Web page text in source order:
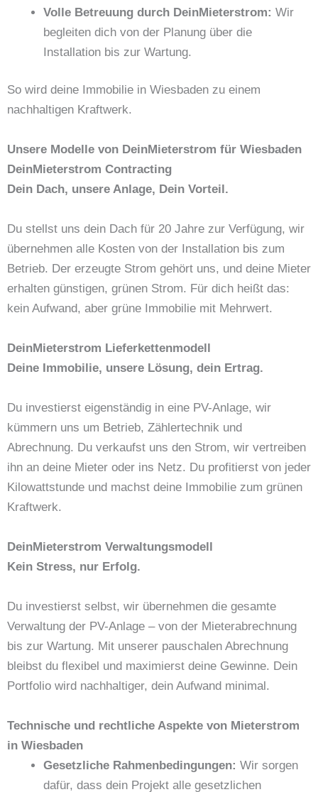
Volle Betreuung durch DeinMieterstrom: Wir
begleiten dich von der Planung über die
Installation bis zur Wartung.
So wird deine Immobilie in Wiesbaden zu einem
nachhaltigen Kraftwerk.
Unsere Modelle von DeinMieterstrom für Wiesbaden
DeinMieterstrom Contracting
Dein Dach, unsere Anlage, Dein Vorteil.
Du stellst uns dein Dach für 20 Jahre zur Verfügung, wir
übernehmen alle Kosten von der Installation bis zum
Betrieb. Der erzeugte Strom gehört uns, und deine Mieter
erhalten günstigen, grünen Strom. Für dich heißt das:
kein Aufwand, aber grüne Immobilie mit Mehrwert.
DeinMieterstrom Lieferkettenmodell
Deine Immobilie, unsere Lösung, dein Ertrag.
Du investierst eigenständig in eine PV-Anlage, wir
kümmern uns um Betrieb, Zählertechnik und
Abrechnung. Du verkaufst uns den Strom, wir vertreiben
ihn an deine Mieter oder ins Netz. Du profitierst von jeder
Kilowattstunde und machst deine Immobilie zum grünen
Kraftwerk.
DeinMieterstrom Verwaltungsmodell
Kein Stress, nur Erfolg.
Du investierst selbst, wir übernehmen die gesamte
Verwaltung der PV-Anlage – von der Mieterabrechnung
bis zur Wartung. Mit unserer pauschalen Abrechnung
bleibst du flexibel und maximierst deine Gewinne. Dein
Portfolio wird nachhaltiger, dein Aufwand minimal.
Technische und rechtliche Aspekte von Mieterstrom
in Wiesbaden
Gesetzliche Rahmenbedingungen: Wir sorgen
dafür, dass dein Projekt alle gesetzlichen